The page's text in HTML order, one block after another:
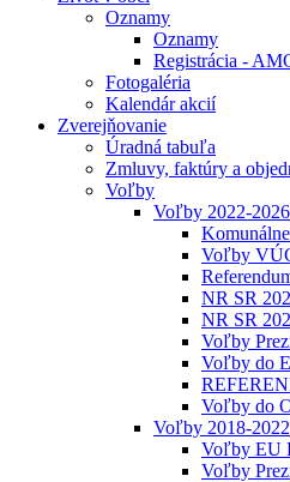
Oznamy
Oznamy
Registrácia -
Fotogaléria
Kalendár akcií
Zverejňovanie
Úradná tabuľa
Zmluvy, faktúry a
Voľby
Voľby 2022-2026
Voľby
NR SR
NR SR
Voľby
Voľby do
Voľby do
Voľby 2018-2022
Voľby EU
Voľby